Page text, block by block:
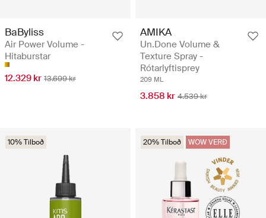
BaByliss
Air Power Volume -
Hitaburstar
12.329 kr 13.699 kr
AMIKA
Un.Done Volume &
Texture Spray -
Rótarlyftisprey
209 ML
3.858 kr 4.539 kr
10% Tilboð 20% Tilboð WOW VERÐ